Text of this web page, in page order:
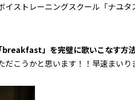
イストレーニングスクール「ナユ
breakfast」を完璧に歌いこなす方
だこうかと思います！！早速まい